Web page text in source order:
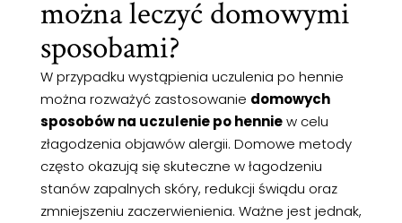
można leczyć domowymi
sposobami?
W przypadku wystąpienia uczulenia po hennie
można rozważyć zastosowanie domowych
sposobów na uczulenie po henniew celu
złagodzenia objawów alergii. Domowe metody
często okazują się skuteczne w łagodzeniu
stanów zapalnych skóry, redukcji świądu oraz
zmniejszeniu zaczerwienienia. Ważne jest jednak,